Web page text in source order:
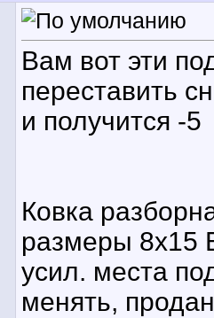
Вам вот эти
переставить
и получится -5
Ковка
размеры 8х15
усил. места
менять,